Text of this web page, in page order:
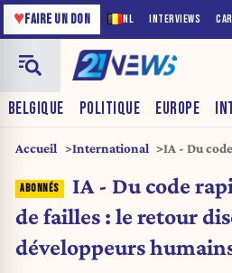
NL INTERVIEWS
♥FAIRE UN DON
BELGIQUE POLITIQUE EUROPE
Accueil International
IA - Du
IA - Du code
de failles : le retour
développeurs